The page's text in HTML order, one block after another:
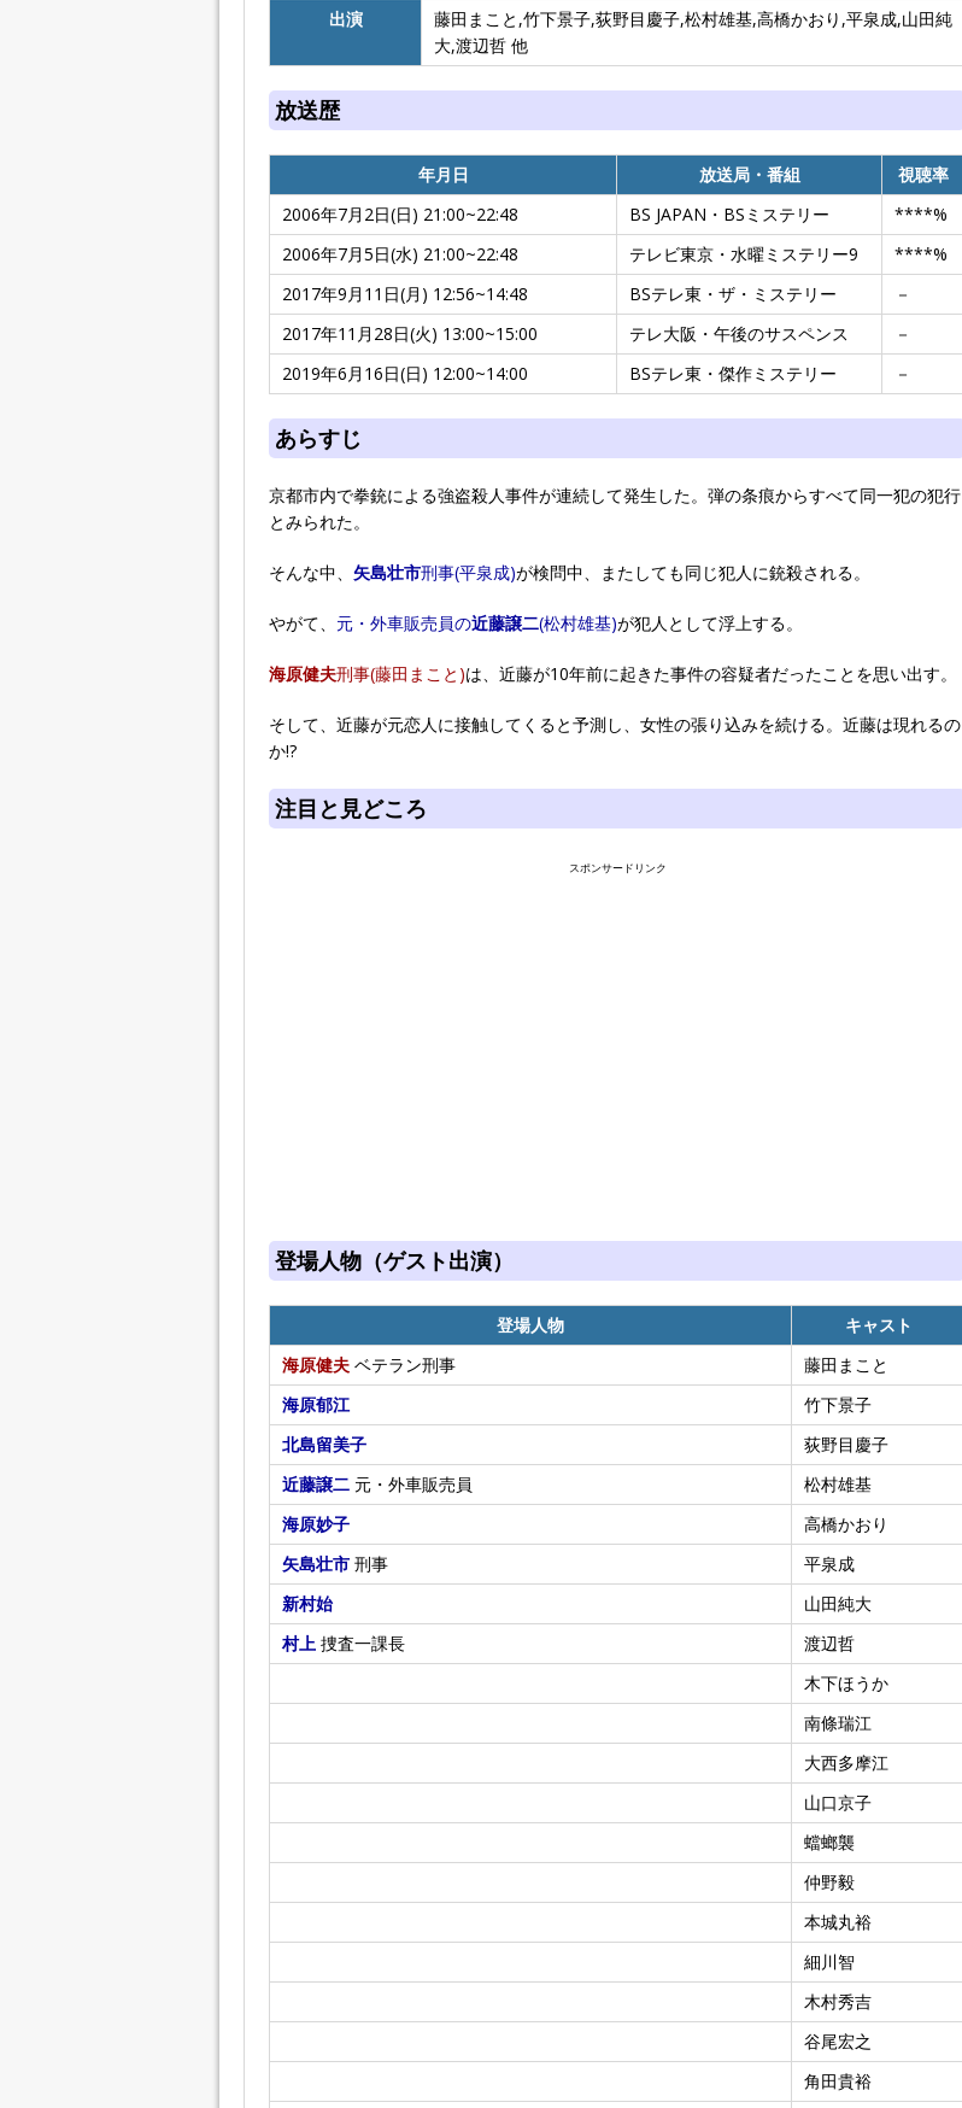
出演
藤田まこと,竹下景子,荻野目慶子,松村雄基,高橋かおり,平泉成,山田純
大,渡辺哲 他
放送歴
年月日 放送局・番組
視聴率
2006年7月2日(日) 21:00~22:48
BS JAPAN・BSミステリー
****%
2006年7月5日(水) 21:00~22:48
テレビ東京・水曜ミステリー9
****%
2017年9月11日(月) 12:56~14:48
BSテレ東・ザ・ミステリー
－
2017年11月28日(火) 13:00~15:00
テレ大阪・午後のサスペンス
－
2019年6月16日(日) 12:00~14:00
BSテレ東・傑作ミステリー －
あらすじ
京都市内で拳銃による強盗殺人事件が連続して発生した。弾の条痕からすべて同一犯の犯行
とみられた。
そんな中、 矢島壮市刑事(平泉成)が検問中、またしても同じ犯人に銃殺される。
やがて、 元・外車販売員の近藤譲二(松村雄基)が犯人として浮上する。
海原健夫刑事(藤田まこと)は、近藤が10年前に起きた事件の容疑者だったことを思い出す。
そして、近藤が元恋人に接触してくると予測し、女性の張り込みを続ける。近藤は現れるの
か!?
注目と見どころ
スポンサードリンク
登場人物（ゲスト出演）
登場人物
キャスト
海原健夫 ベテラン刑事
藤田まこと
海原郁江
竹下景子
北島留美子
荻野目慶子
近藤譲二 元・外車販売員
松村雄基
海原妙子
高橋かおり
矢島壮市 刑事
平泉成
新村始
山田純大
村上 捜査一課長
渡辺哲
木下ほうか
南條瑞江
大西多摩江
山口京子
蟷螂襲
仲野毅
本城丸裕
細川智
木村秀吉
谷尾宏之
角田貴裕